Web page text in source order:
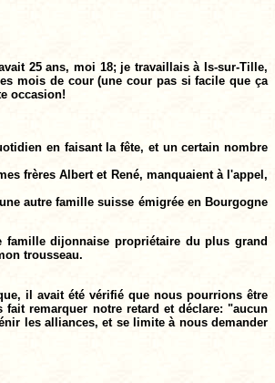
25 ans, moi 18; je travaillais à Is-sur-Tille,
mois de cour (une cour pas si facile que ça
occasion!
en faisant la fête, et un certain nombre
frères Albert et René, manquaient à l'appel,
autre famille suisse émigrée en Bourgogne
famille dijonnaise propriétaire du plus grand
trousseau.
il avait été vérifié que nous pourrions être
remarquer notre retard et déclare: "aucun
les alliances, et se limite à nous demander